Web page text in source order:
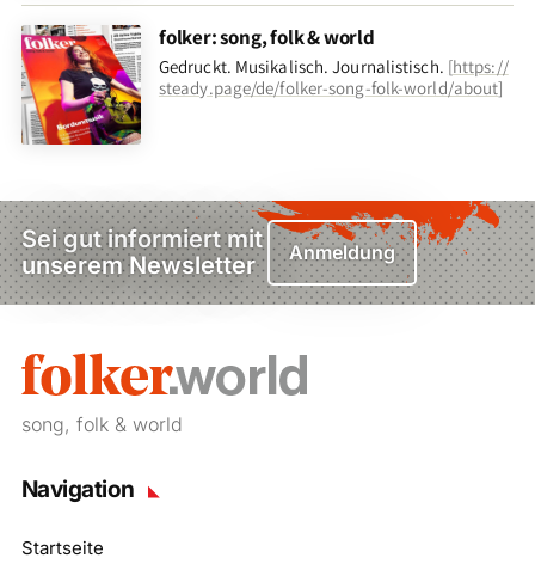
folker: song, folk & world
Gedruckt. Musikalisch. Journalistisch. [https://
steady.page/de/folker-song-folk-world/about]
Sei gut informiert mit
unserem Newsletter
Anmeldung
song, folk & world
Navigation
Startseite